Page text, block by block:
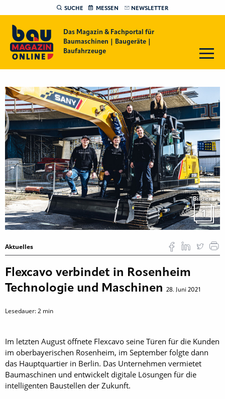
SUCHE MESSEN NEWSLETTER
Das Magazin & Fachportal für
Baumaschinen | Baugeräte |
Baufahrzeuge
Bilder
1
Aktuelles
Flexcavo verbindet in Rosenheim
Technologie und Maschinen
28. Juni 2021
Lesedauer:2 min
Im letzten August öffnete Flexcavo seine Türen für die Kunden
im oberbayerischen Rosenheim, im September folgte dann
das Hauptquartier in Berlin. Das Unternehmen vermietet
Baumaschinen und entwickelt digitale Lösungen für die
intelligenten Baustellen der Zukunft.